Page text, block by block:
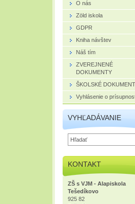
O nás
Zöld iskola
GDPR
Kniha návštev
Náš tím
ZVEREJNENÉ
DOKUMENTY
ŠKOLSKÉ
Vyhlásenie o
VYHĽADÁVANIE
KONTAKT
ZŠ s VJM - Alapiskola
Tešedíkovo
925 82